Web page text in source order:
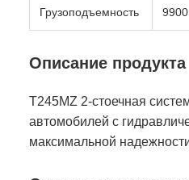
Грузоподъемность
Описание продукта
T245MZ 2-стоечная
автомобилей с
максимальной